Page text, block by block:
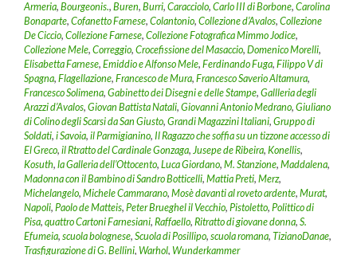
Armeria, Bourgeonis., Buren, Burri, Caracciolo, Carlo III di Borbone, Carolina
Bonaparte, Cofanetto Farnese, Colantonio, Collezione d’Avalos, Collezione
De Ciccio, Collezione Farnese, Collezione Fotografica Mimmo Jodice,
Collezione Mele, Correggio, Crocefissione del Masaccio, Domenico Morelli,
Elisabetta Farnese, Emiddio e Alfonso Mele, Ferdinando Fuga, Filippo V di
Spagna, Flagellazione, Francesco de Mura, Francesco Saverio Altamura,
Francesco Solimena, Gabinetto dei Disegni e delle Stampe, Gallleria degli
Arazzi d’Avalos, Giovan Battista Natali, Giovanni Antonio Medrano, Giuliano
di Colino degli Scarsi da San Giusto, Grandi Magazzini Italiani, Gruppo di
Soldati, i Savoia, il Parmigianino, Il Ragazzo che soffia su un tizzone accesso di
El Greco, il Rtratto del Cardinale Gonzaga, Jusepe de Ribeira, Konellis,
Kosuth, la Galleria dell’Ottocento, Luca Giordano, M. Stanzione, Maddalena,
Madonna con il Bambino di Sandro Botticelli, Mattia Preti, Merz,
Michelangelo, Michele Cammarano, Mosè davanti al roveto ardente, Murat,
Napoli, Paolo de Matteis, Peter Brueghel il Vecchio, Pistoletto, Polittico di
Pisa, quattro Cartoni Farnesiani, Raffaello, Ritratto di giovane donna, S.
Efumeia, scuola bolognese, Scuola di Posillipo, scuola romana, TizianoDanae,
Trasfigurazione di G. Bellini, Warhol, Wunderkammer